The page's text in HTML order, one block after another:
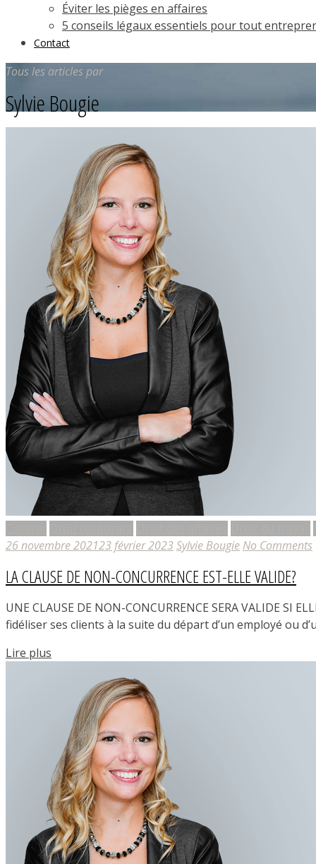
Éviter les pièges en affaires
5 conseils légaux essentiels pour tout
Contact
Tous les articles par
Sylvie Bougie
26 novembre 202123 février 2023Sylvie Bougie No Comments
LA CLAUSE DE NON-CONCURRENCE EST-ELLE VALIDE?
UNE CLAUSE DE NON-CONCURRENCE SERA VALIDE SI
fidéliser ses clients à la suite du départ d’un employé ou
Lire plus